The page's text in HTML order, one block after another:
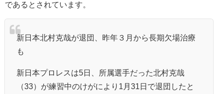
であるとされています。
新日本北村克哉が退団、昨年３月から長期欠場治療
も
新日本プロレスは5日、所属選手だった北村克哉
（33）が練習中のけがにより1月31日で退団したと